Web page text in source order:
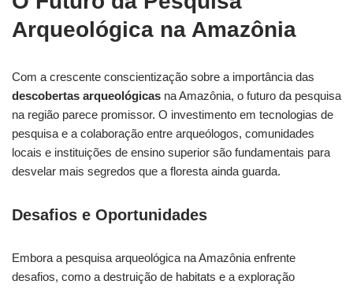
Arqueológica na Amazônia
Com a crescente conscientização sobre a importância das
descobertas arqueológicas na Amazônia, o futuro da pesquisa
na região parece promissor. O investimento em tecnologias de
pesquisa e a colaboração entre arqueólogos, comunidades
locais e instituições de ensino superior são fundamentais para
desvelar mais segredos que a floresta ainda guarda.
Desafios e Oportunidades
Embora a pesquisa arqueológica na Amazônia enfrente
desafios, como a destruição de habitats e a exploração